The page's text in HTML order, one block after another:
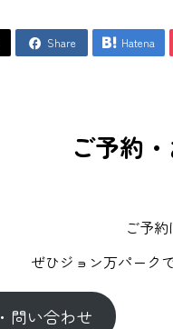
 Share  Hatena
ご予約
ご予
ぜひジョン万パーク
問い合わせ